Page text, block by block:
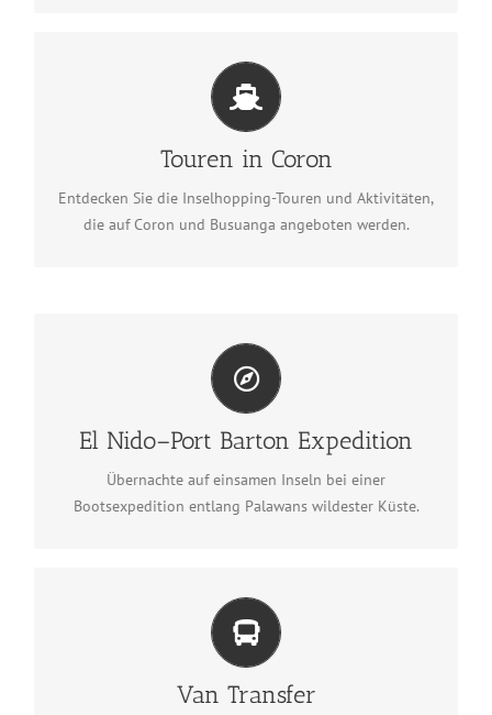
Touren in Coron
Entdecken Sie die Inselhopping-Touren und Aktivitäten,
die auf Coron und Busuanga angeboten werden.
Touren in Coron
Touren in Coron ansehen
El Nido–Port Barton Expedition
Übernachte auf einsamen Inseln bei einer
Bootsexpedition entlang Palawans wildester Küste.
El Nido–Port Barton Expedition
Die Expedition entdecken
Van Transfer
Van Transfer
Van-Transfer buchen